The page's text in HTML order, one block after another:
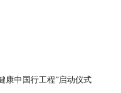
康中国行工程”启动仪式